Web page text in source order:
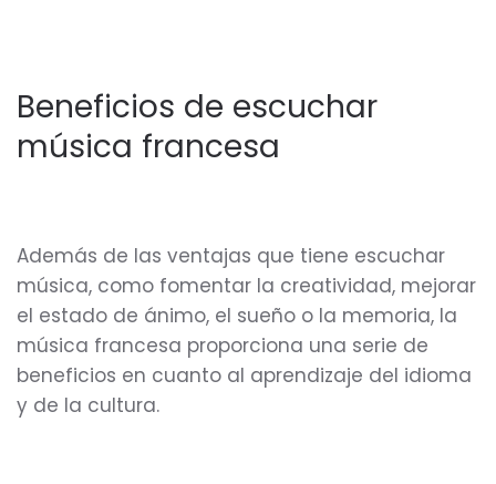
Beneficios de escuchar
música francesa
Además de las ventajas que tiene escuchar
música, como fomentar la creatividad, mejorar
el estado de ánimo, el sueño o la memoria, la
música francesa proporciona una serie de
beneficios en cuanto al aprendizaje del idioma
y de la cultura.